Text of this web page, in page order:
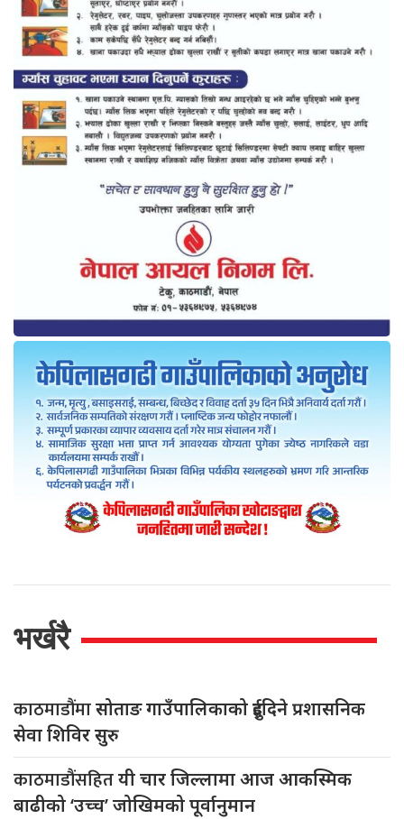
भर्खरै
काठमाडौंमासोताङ गाउँपालिकाको दुईदिने प्रशासनिक
सेवा शिविर सुरु
काठमाडौंसहितयी चार जिल्लामा आज आकस्मिक
बाढीको ‘उच्च’ जोखिमको पूर्वानुमान